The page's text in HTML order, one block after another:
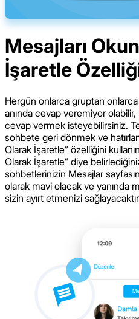
Mesajları
İşaretle
Hergün onlarca gruptan
anında cevap veremiyor olabilir,
cevap vermek isteyebilirsiniz.
sohbete geri dönmek ve
Olarak İşaretle” özelliğini
Olarak İşaretle” diye
sohbetlerinizin Mesajlar
olarak mavi olacak ve yanında
sizin ayırt etmenizi